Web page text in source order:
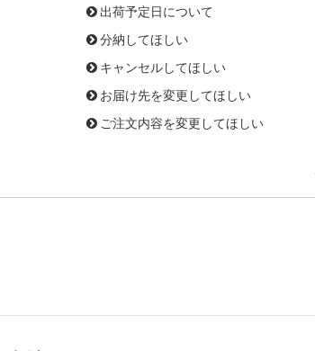
出荷予定日について
分納してほしい
キャンセルしてほしい
お届け先を変更してほしい
ご注文内容を変更してほしい